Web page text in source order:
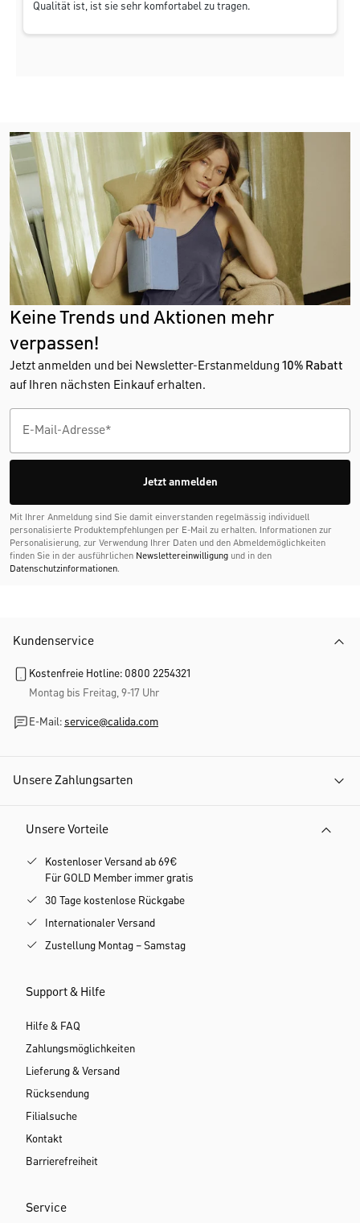
Qualität ist, ist sie sehr komfortabel zu tragen.
Keine Trends und Aktionen mehr
verpassen!
Jetzt anmelden und bei Newsletter-Erstanmeldung 10% Rabatt
auf Ihren nächsten Einkauf erhalten.
Jetzt anmelden
Mit Ihrer Anmeldung sind Sie damit einverstanden regelmässig individuell
personalisierte Produktempfehlungen per E-Mail zu erhalten. Informationen zur
Personalisierung, zur Verwendung Ihrer Daten und den Abmelde­möglichkeiten
finden Sie in der ausführlichen Newslettereinwilligung und in den
Datenschutzinformationen.
Kundenservice
Kostenfreie Hotline: 0800 2254321
Montag bis Freitag, 9-17 Uhr
E-Mail: service@calida.com
Unsere Zahlungsarten
Unsere Vorteile
Kostenloser Versand ab 69€
Für GOLD Member immer gratis
30 Tage kostenlose Rückgabe
Internationaler Versand
Zustellung Montag – Samstag
Support & Hilfe
Hilfe & FAQ
Zahlungsmöglichkeiten
Lieferung & Versand
Rücksendung
Filialsuche
Kontakt
Barrierefreiheit
Service